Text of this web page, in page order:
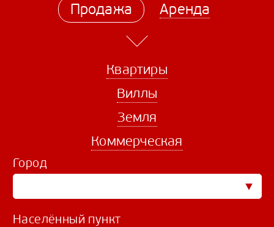
Квартиры
Виллы
Земля
Коммерческая
Продажа Аренда
Город
Населённый пункт